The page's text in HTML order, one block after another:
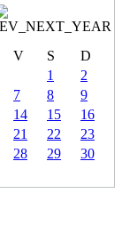
V S
D
1
2
7 8
9
14 15
16
21 22
23
28 29
30